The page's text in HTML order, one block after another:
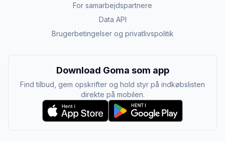
For samarbejdspartnere
Data API
Brugerbetingelser og privatlivspolitik
Download Goma som app
Find tilbud, gem opskrifter og hold styr på indkøbslisten
direkte på mobilen.